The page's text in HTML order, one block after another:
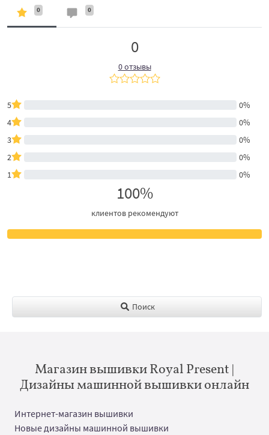
0 0
0
0 отзывы
5
0%
4
0%
3
0%
2
0%
1
0%
100%
клиентов рекомендуют
Поиск
Магазин вышивки Royal Present |
Дизайны машинной вышивки онлайн
Интернет-магазин вышивки
Новые дизайны машинной вышивки